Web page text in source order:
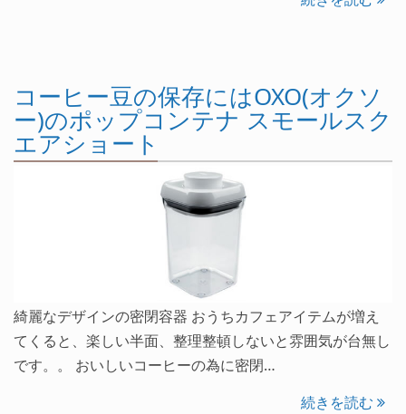
コーヒー豆の保存にはOXO(オクソ
ー)のポップコンテナ スモールスク
エアショート
綺麗なデザインの密閉容器 おうちカフェアイテムが増え
てくると、楽しい半面、整理整頓しないと雰囲気が台無し
です。。 おいしいコーヒーの為に密閉…
続きを読む